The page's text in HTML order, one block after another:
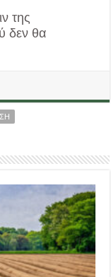
της
δεν θα